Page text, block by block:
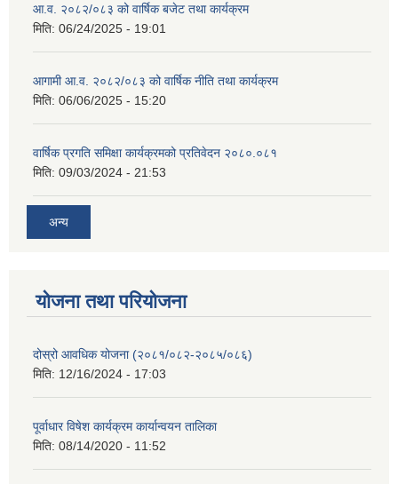
आ.व. २०८२/०८३ को वार्षिक बजेट तथा कार्यक्रम
मिति: 06/24/2025 - 19:01
आगामी आ.व. २०८२/०८३ को वार्षिक नीति तथा कार्यक्रम
मिति: 06/06/2025 - 15:20
वार्षिक प्रगति समिक्षा कार्यक्रमको प्रतिवेदन २०८०.०८१
मिति: 09/03/2024 - 21:53
अन्य
योजना तथा परियोजना
दोस्रो आवधिक योजना (२०८१/०८२-२०८५/०८६)
मिति: 12/16/2024 - 17:03
पूर्वाधार विषेश कार्यक्रम कार्यान्वयन तालिका
मिति: 08/14/2020 - 11:52